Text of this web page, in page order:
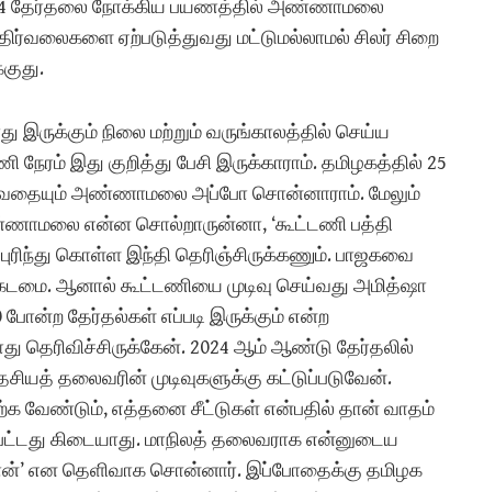
தேர்தலை நோக்கிய பயணத்தில் அண்ணாமலை
ஏற்படுத்துவது மட்டுமல்லாமல் சிலர் சிறை
நிலை மற்றும் வருங்காலத்தில் செய்ய
இது குறித்து பேசி இருக்காராம். தமிழகத்தில் 25
அண்ணாமலை அப்போ சொன்னாராம். மேலும்
என்ன சொல்றாருன்னா, ‘கூட்டணி பத்தி
கொள்ள இந்தி தெரிஞ்சிருக்கணும். பாஜகவை
ஆனால் கூட்டணியை முடிவு செய்வது அமித்ஷா
போன்ற தேர்தல்கள் எப்படி இருக்கும் என்ற
தெரிவிச்சிருக்கேன். 2024 ஆம் ஆண்டு தேர்தலில்
தலைவரின் முடிவுகளுக்கு கட்டுப்படுவேன்.
வேண்டும், எத்தனை சீட்டுகள் என்பதில் தான் வாதம்
கிடையாது. மாநிலத் தலைவராக என்னுடைய
என தெளிவாக சொன்னார். இப்போதைக்கு தமிழக